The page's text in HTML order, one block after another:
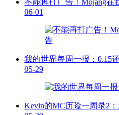
不能再打广告！Mojang在
06-01
我的世界每周一报：0.15
05-29
Kevin的MC历险一周录2